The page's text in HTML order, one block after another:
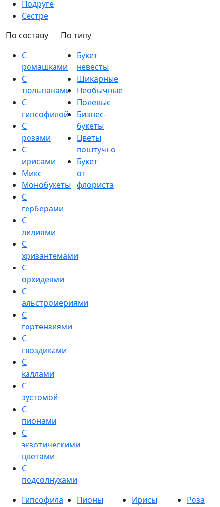
Подруге
Сестре
По составу
С
ромашками
С
тюльпанами
С
гипсофилой
С
розами
С
ирисами
Микс
Монобукеты
С
герберами
С
лилиями
С
хризантемами
С
орхидеями
С
альстромериями
С
гортензиями
С
гвоздиками
С
каллами
С
эустомой
С
пионами
С
экзотическими
цветами
С
подсолнухами
По типу
Букет
невесты
Шикарные
Необычные
Полевые
Бизнес-
букеты
Цветы
поштучно
Букет
от
флориста
Гипсофила Пионы Ирисы
Роза